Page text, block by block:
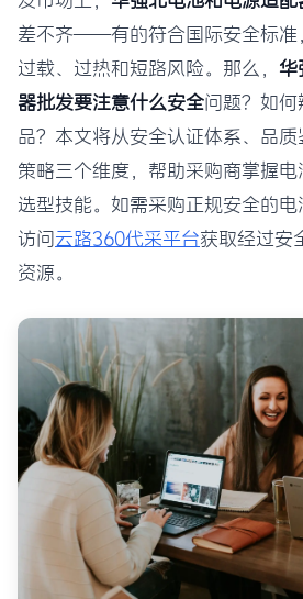
差不齐——有的符合国际安全标准
过载、过热和短路风险。那么， 华
器批发要注意什么安全问题？如
品？本文将从安全认证体系、品
策略三个维度，帮助采购商掌握
选型技能。如需采购正规安全的
访问云路360代采平台获取经过安
资源。